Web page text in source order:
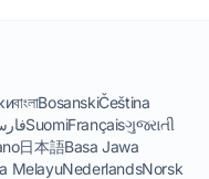
বাংলাBosanskiČeština
SuomiFrançaisગુજરાતી
日本語Basa Jawa
MelayuNederlandsNorsk